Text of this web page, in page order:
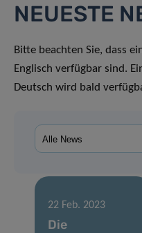
NEUESTE
Bitte beachten Sie, dass
Englisch verfügbar sind.
Deutsch wird bald
22 Feb. 2023
Die